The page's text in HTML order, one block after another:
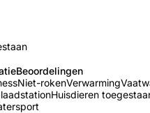
Beoordelingen
Niet-rokenVerwarming
Huisdieren